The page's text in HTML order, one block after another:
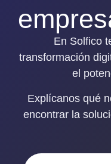
En Solfico
transformación
el
Explícanos qué
encontrar la